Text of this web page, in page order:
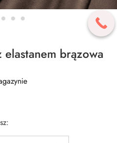
elastanem brązowa